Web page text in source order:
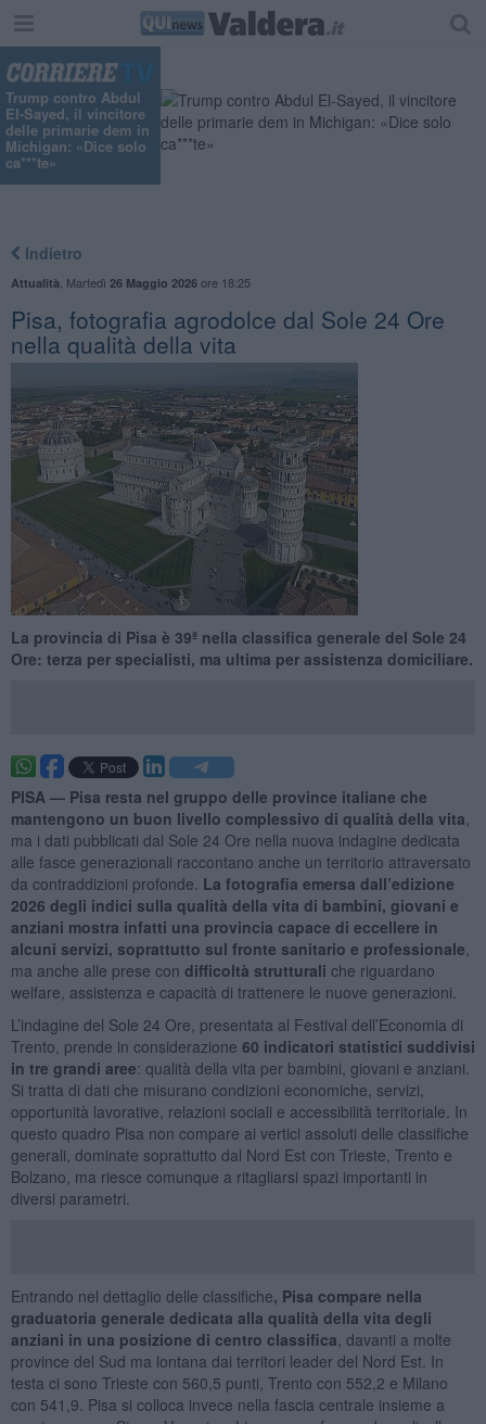
Trump contro Abdul
El-Sayed, il vincitore
delle primarie dem in
Michigan: «Dice solo
ca***te»
Indietro
Attualità Martedì 26 Maggio 2026ore 18:25
Pisa, fotografia agrodolce dal Sole 24 Ore
nella qualità della vita
La provincia di Pisa è 39ª nella classifica generale del Sole 24
Ore: terza per specialisti, ma ultima per assistenza domiciliare.
PISA — Pisa resta nel gruppo delle province italiane che
mantengono un buon livello complessivo di qualità della vita
ma i dati pubblicati dal Sole 24 Ore nella nuova indagine dedicata
alle fasce generazionali raccontano anche un territorio attraversato
da contraddizioni profonde. La fotografia emersa dall’edizione
2026 degli indici sulla qualità della vita di bambini, giovani e
anziani mostra infatti una provincia capace di eccellere in
alcuni servizi, soprattutto sul fronte sanitario e professionale
ma anche alle prese con difficoltà strutturali che riguardano
welfare, assistenza e capacità di trattenere le nuove generazioni.
L’indagine del Sole 24 Ore, presentata al Festival dell’Economia di
Trento, prende in considerazione 60 indicatori statistici suddivisi
in tre grandi aree: qualità della vita per bambini, giovani e anziani.
Si tratta di dati che misurano condizioni economiche, servizi,
opportunità lavorative, relazioni sociali e accessibilità territoriale. In
questo quadro Pisa non compare ai vertici assoluti delle classifiche
generali, dominate soprattutto dal Nord Est con Trieste, Trento e
Bolzano, ma riesce comunque a ritagliarsi spazi importanti in
diversi parametri.
Entrando nel dettaglio delle classifiche, Pisa compare nella
graduatoria generale dedicata alla qualità della vita degli
anziani in una posizione di centro classifica , davanti a molte
province del Sud ma lontana dai territori leader del Nord Est. In
testa ci sono Trieste con 560,5 punti, Trento con 552,2 e Milano
con 541,9. Pisa si colloca invece nella fascia centrale insieme a